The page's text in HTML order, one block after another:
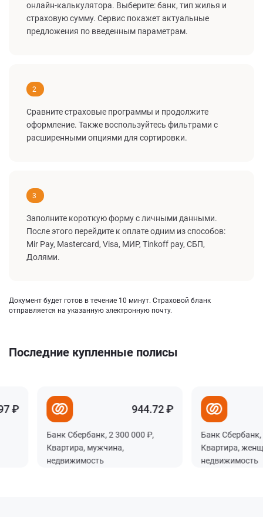
онлайн-калькулятора. Выберите: банк, тип жилья и
страховую сумму. Сервис покажет актуальные
предложения по введенным параметрам.
2
Сравните страховые программы и продолжите
оформление. Также воспользуйтесь фильтрами с
расширенными опциями для сортировки.
3
Заполните короткую форму с личными данными.
После этого перейдите к оплате одним из способов:
Mir Pay, Mastercard, Visa, МИР, Tinkoff pay, СБП,
Долями.
Документ будет готов в течение 10 минут. Страховой бланк
отправляется на указанную электронную почту.
Последние купленные полисы
₽ 944.72 ₽
Банк Сбербанк, 2 300 000 ₽,
Квартира, мужчина,
недвижимость
Банк Сбербанк, 5
Квартира,
недвижимость